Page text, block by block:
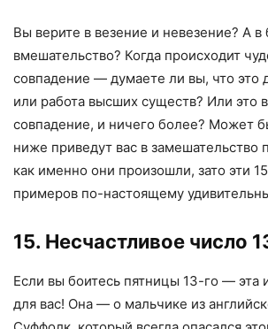
Вы верите в везение и невезение? А
вмешательство? Когда происходит
совпадение — думаете ли вы, что это
или работа высших существ? Или это
совпадение, и ничего более? Может
ниже приведут вас в замешательство
как именно они произошли, зато эти
примеров по-настоящему
15. Несчастливое число
Если вы боитесь пятницы 13-го — эта
для вас! Она — о мальчике из